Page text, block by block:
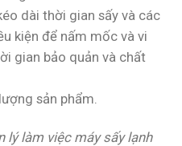
dài thời gian sấy và các
kiện để nấm mốc và vi
gian bảo quản và chất
sản phẩm.
lý làm việc máy sấy lạnh